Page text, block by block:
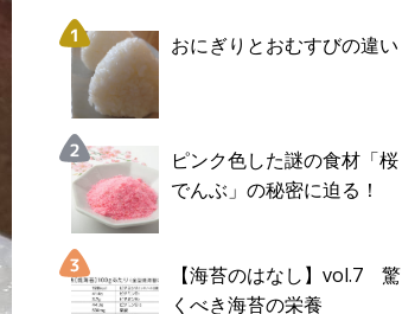
おにぎりとおむすびの違い
ピンク色した謎の食材「桜
でんぶ」の秘密に迫る！
【海苔のはなし】vol.7 驚
くべき海苔の栄養